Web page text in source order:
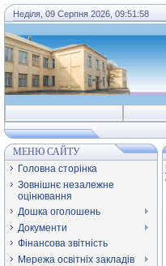
Неділя, 09 Серпня 2026, 09:51:58
МЕНЮ САЙТУ
Головна сторінка
Зовнішнє незалежне
оцінювання
Дошка оголошень
Документи
Фінансова звітність
Мережа освітніх закладів